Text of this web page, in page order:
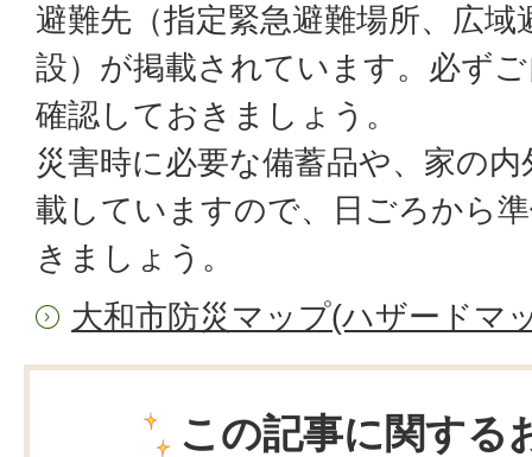
避難先（指定緊急避難場所、広域
設）が掲載されています。必ず
確認しておきましょう。
災害時に必要な備蓄品や、家の
載していますので、日ごろから
きましょう。
大和市防災マップ(ハザードマ
この記事に関する